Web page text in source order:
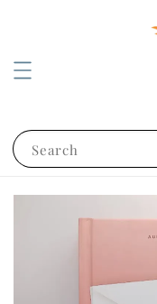
Search